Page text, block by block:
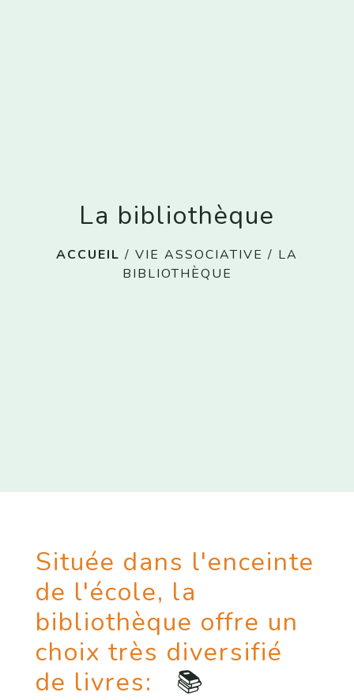
La bibliothèque
ACCUEIL / VIE ASSOCIATIVE / LA
BIBLIOTHÈQUE
Située dans l'enceinte
de l'école, la
bibliothèque offre un
choix très diversifié
de livres:
📚